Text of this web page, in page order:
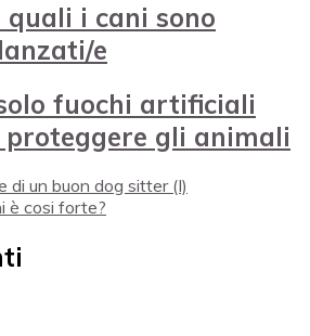
i cani sono
e
fuochi artificiali
gli animali
di un buon dog sitter (I)
è cosi forte?